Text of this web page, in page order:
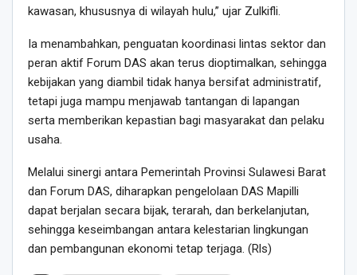
kawasan, khususnya di wilayah hulu,” ujar Zulkifli.
Ia menambahkan, penguatan koordinasi lintas sektor dan
peran aktif Forum DAS akan terus dioptimalkan, sehingga
kebijakan yang diambil tidak hanya bersifat administratif,
tetapi juga mampu menjawab tantangan di lapangan
serta memberikan kepastian bagi masyarakat dan pelaku
usaha.
Melalui sinergi antara Pemerintah Provinsi Sulawesi Barat
dan Forum DAS, diharapkan pengelolaan DAS Mapilli
dapat berjalan secara bijak, terarah, dan berkelanjutan,
sehingga keseimbangan antara kelestarian lingkungan
dan pembangunan ekonomi tetap terjaga. (Rls)